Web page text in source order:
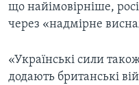
що найімовірніше,
через «надмірне
«Українські сили
додають британські